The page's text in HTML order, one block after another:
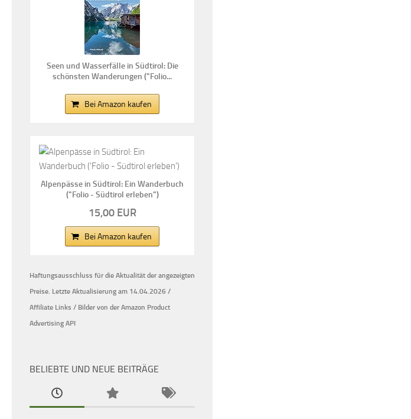
Seen und Wasserfälle in Südtirol: Die
schönsten Wanderungen ("Folio...
Bei Amazon kaufen
Alpenpässe in Südtirol: Ein Wanderbuch
("Folio - Südtirol erleben")
15,00 EUR
Bei Amazon kaufen
Haftungsausschluss für die Aktualität der angezeigten
Preise. Letzte Aktualisierung am 14.04.2026 /
Affiliate Links / Bilder von der Amazon Product
Advertising API
BELIEBTE UND NEUE BEITRÄGE